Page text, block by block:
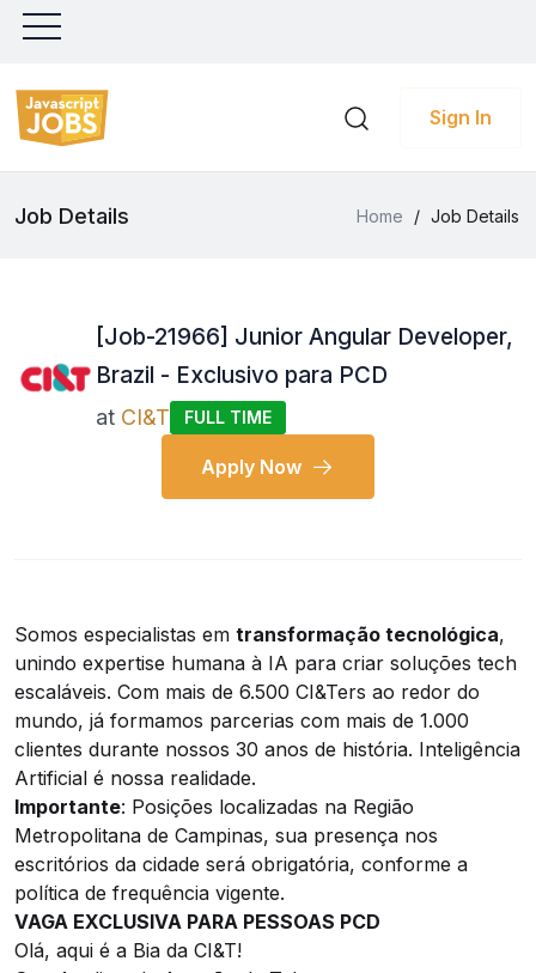
Sign In
Job Details Home / Job Details
[Job-21966] Junior Angular Developer,
Brazil - Exclusivo para PCD
at CI&T FULL TIME
Apply Now
Somos especialistas em transformação tecnológica,
unindo expertise humana à IA para criar soluções tech
escaláveis. Com mais de 6.500 CI&Ters ao redor do
mundo, já formamos parcerias com mais de 1.000
clientes durante nossos 30 anos de história. Inteligência
Artificial é nossa realidade.
Importante: Posições localizadas na Região
Metropolitana de Campinas, sua presença nos
escritórios da cidade será obrigatória, conforme a
política de frequência vigente.
VAGA EXCLUSIVA PARA PESSOAS PCD
Olá, aqui é a Bia da CI&T!